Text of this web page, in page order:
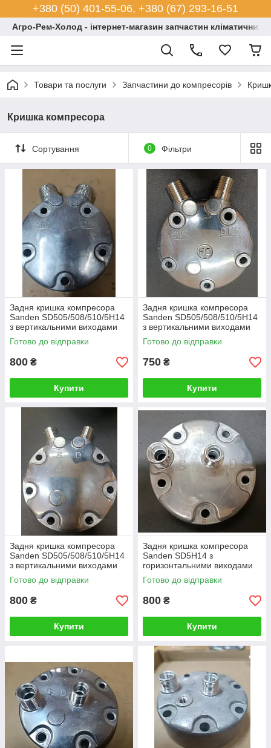
+380 (50) 401-55-06, +380 (67) 293-16-51
Агро-Рем-Холод - інтернет-магазин запчастин кліматичних
Товари та послуги Запчастини до компресорів
Кришка компресора
Сортування 0 Фільтри
Задня кришка компресора
Sanden SD505/508/510/5H14
з вертикальними виходами
Rotolok
Готово до відправки
800 ₴
Купити
Задня кришка компресора
Sanden SD505/508/510/5H14
з вертикальними виходами
Готово до відправки
750 ₴
Купити
Задня кришка компресора
Sanden SD505/508/510/5H14
з вертикальними виходами
Rotaloc
Готово до відправки
800 ₴
Купити
Задня кришка компресора
Sanden SD5H14 з
горизонтальними виходами
O-Ring
Готово до відправки
800 ₴
Купити